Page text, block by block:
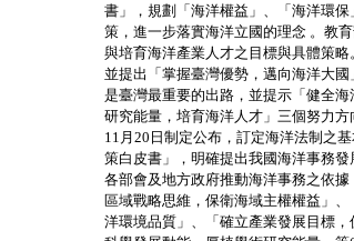
書」，規劃「海洋權益」、「海洋環
策，進一步落實海洋立國的理念 。教
與培育海洋產業人才之目標與具體策
並提出「掌握臺灣優勢，邁向海洋大
是臺灣最重要的出路，並提示「健全
研究能量，培育海洋人才」三個努力
11月20日制定公布，訂定海洋法制之
策白皮書」，明確提出我國海洋事務
各部會及地方政府推動海洋事務之依
區域戰略思維，保衛海域主權權益」
洋環境品質」、「確立產業發展目標